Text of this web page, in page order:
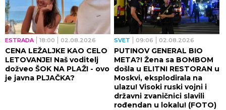
ESTRADA 18:00 02.08.2026
CENA LEŽALJKE KAO CELO
LETOVANJE! Naš voditelj
dožveo ŠOK NA PLAŽI - ovo
je javna PLJAČKA?
SVET 09:06 02.08.2026
PUTINOV GENERAL BIO
META?! Žena sa BOMBOM
došla u ELITNI RESTORAN u
Moskvi, eksplodirala na
ulazu! Visoki ruski vojni i
državni zvaničnici slavili
rođendan u lokalu! (FOTO)